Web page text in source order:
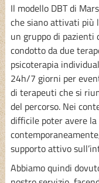
Il modello DBT di
che siano attivati più
un gruppo di pazienti
condotto da due
psicoterapia
24h/7 giorni per
di terapeuti che si
del percorso. Nei
difficile poter avere
supporto attivo
Abbiamo quindi